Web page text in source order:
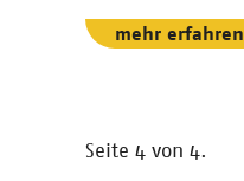
mehr erfahren
Seite 4 von 4.